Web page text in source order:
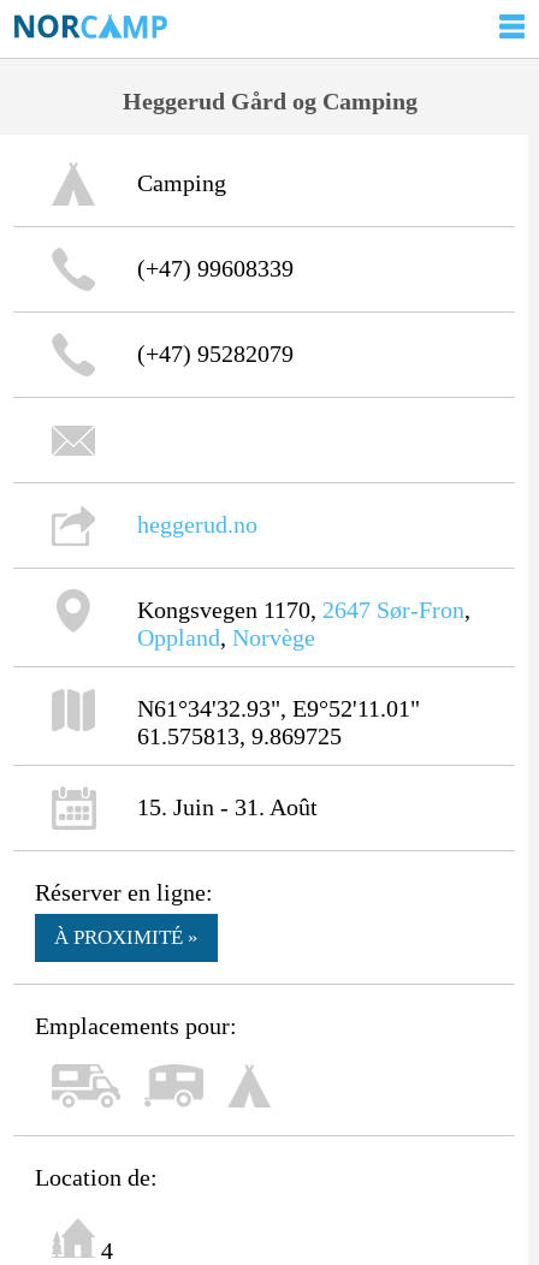
Heggerud Gård og Camping
Camping
(+47) 99608339
(+47) 95282079
heggerud.no
Kongsvegen 1170, 2647 Sør-Fron,
Oppland, Norvège
N61°34'32.93", E9°52'11.01"
61.575813, 9.869725
15. Juin - 31. Août
Réserver en ligne:
À PROXIMITÉ »
Emplacements pour:
Location de:
4